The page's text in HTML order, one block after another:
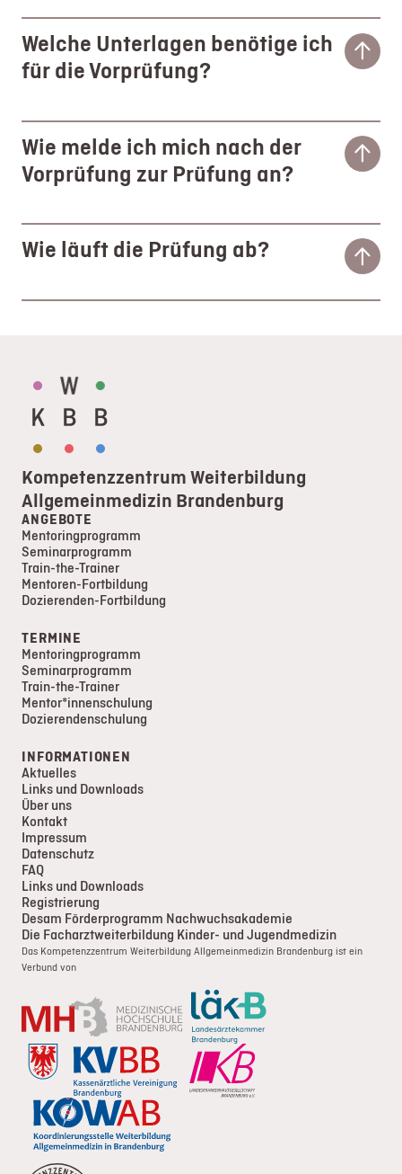
Welche Unterlagen benötige ich
für die Vorprüfung?
Wie melde ich mich nach der
Vorprüfung zur Prüfung an?
Wie läuft die Prüfung ab?
Kompetenzzentrum Weiterbildung
Allgemeinmedizin Brandenburg
ANGEBOTE
Mentoringprogramm
Seminarprogramm
Train-the-Trainer
Mentoren-Fortbildung
Dozierenden-Fortbildung
TERMINE
Mentoringprogramm
Seminarprogramm
Train-the-Trainer
Mentor*innenschulung
Dozierendenschulung
INFORMATIONEN
Aktuelles
Links und Downloads
Über uns
Kontakt
Impressum
Datenschutz
FAQ
Links und Downloads
Registrierung
Desam Förderprogramm Nachwuchsakademie
Die Facharztweiterbildung Kinder- und Jugendmedizin
Das Kompetenzzentrum Weiterbildung Allgemeinmedizin Brandenburg ist ein
Verbund von